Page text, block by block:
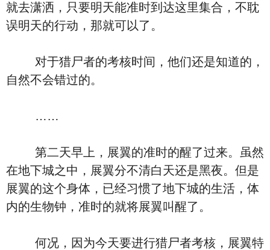
就去潇洒，只要明天能准时到达这里集合，不耽
误明天的行动，那就可以了。
对于猎尸者的考核时间，他们还是知道的，
自然不会错过的。
……
第二天早上，展翼的准时的醒了过来。虽然
在地下城之中，展翼分不清白天还是黑夜。但是
展翼的这个身体，已经习惯了地下城的生活，体
内的生物钟，准时的就将展翼叫醒了。
何况，因为今天要进行猎尸者考核，展翼特